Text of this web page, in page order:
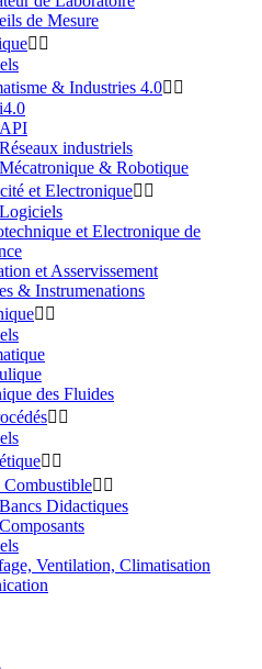
de Mesure
 
& Industries 4.0 
i4.0
API
Réseaux industriels
Mécatronique & Robotique
et Electronique 
Logiciels
et Electronique de
et Asservissement
& Instrumenations
 
des Fluides
 
 
Combustible 
Bancs Didactiques
Composants
Ventilation, Climatisation